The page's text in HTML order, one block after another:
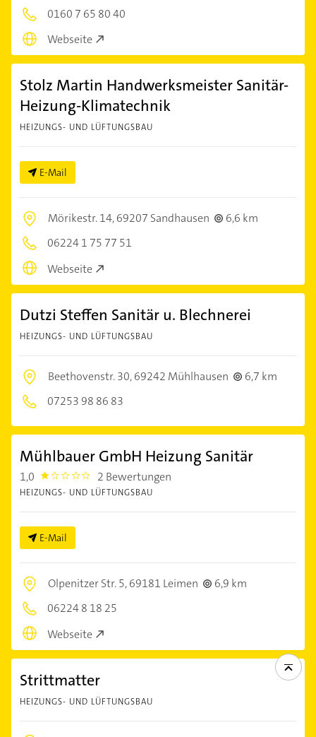
0160 7 65 80 40
Webseite
Stolz Martin Handwerksmeister Sanitär-
Heizung-Klimatechnik
HEIZUNGS- UND LÜFTUNGSBAU
E-Mail
Mörikestr. 14,69207 Sandhausen
6,6 km
06224 1 75 77 51
Webseite
Dutzi Steffen Sanitär u. Blechnerei
HEIZUNGS- UND LÜFTUNGSBAU
Beethovenstr. 30,69242 Mühlhausen
6,7 km
07253 98 86 83
Mühlbauer GmbH Heizung Sanitär
1,0 1.0 2 Bewertungen
HEIZUNGS- UND LÜFTUNGSBAU
E-Mail
Olpenitzer Str. 5,69181 Leimen
6,9 km
06224 8 18 25
Webseite
Strittmatter
HEIZUNGS- UND LÜFTUNGSBAU